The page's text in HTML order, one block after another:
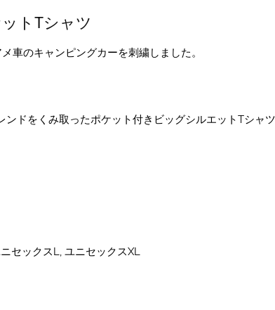
トTシャツ
車のキャンピングカーを刺繍しました。
ドをくみ取ったポケット付きビッグシルエットTシャ
セックスL, ユニセックスXL